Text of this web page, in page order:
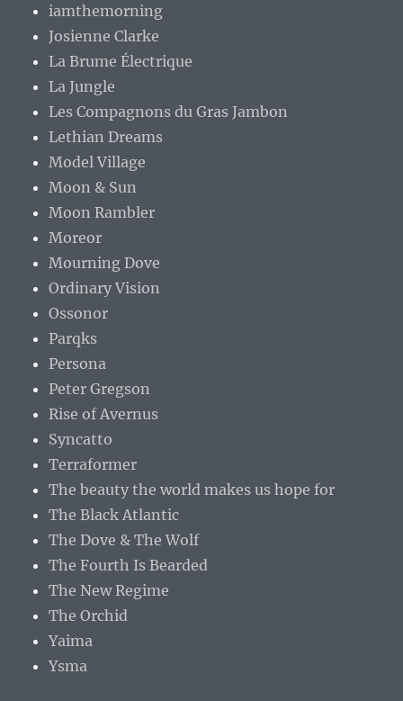
iamthemorning
Josienne Clarke
La Brume Électrique
La Jungle
Les Compagnons du Gras Jambon
Lethian Dreams
Model Village
Moon & Sun
Moon Rambler
Moreor
Mourning Dove
Ordinary Vision
Ossonor
Parqks
Persona
Peter Gregson
Rise of Avernus
Syncatto
Terraformer
The beauty the world makes us hope for
The Black Atlantic
The Dove & The Wolf
The Fourth Is Bearded
The New Regime
The Orchid
Yaima
Ysma